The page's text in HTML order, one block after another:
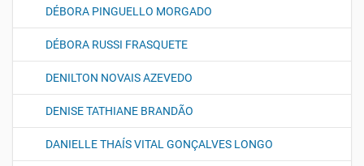
DÉBORA PINGUELLO MORGADO
DÉBORA RUSSI FRASQUETE
DENILTON NOVAIS AZEVEDO
DENISE TATHIANE BRANDÃO
DANIELLE THAÍS VITAL GONÇALVES LONGO